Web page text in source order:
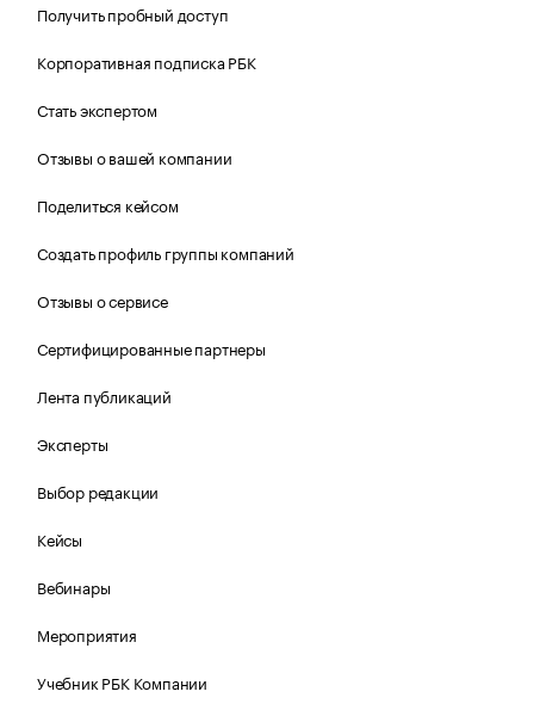
Получить пробный доступ
Корпоративная подписка РБК
Стать экспертом
Отзывы о вашей компании
Поделиться кейсом
Создать профиль группы компаний
Отзывы о сервисе
Сертифицированные партнеры
Лента публикаций
Эксперты
Выбор редакции
Кейсы
Вебинары
Мероприятия
Учебник РБК Компании